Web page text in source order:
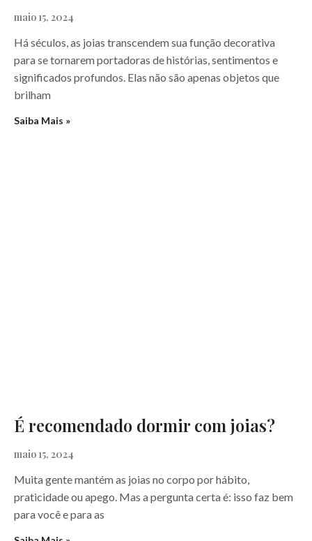
maio 15, 2024
Há séculos, as joias transcendem sua função decorativa
para se tornarem portadoras de histórias, sentimentos e
significados profundos. Elas não são apenas objetos que
brilham
Saiba Mais »
É recomendado dormir com joias?
maio 15, 2024
Muita gente mantém as joias no corpo por hábito,
praticidade ou apego. Mas a pergunta certa é: isso faz bem
para você e para as